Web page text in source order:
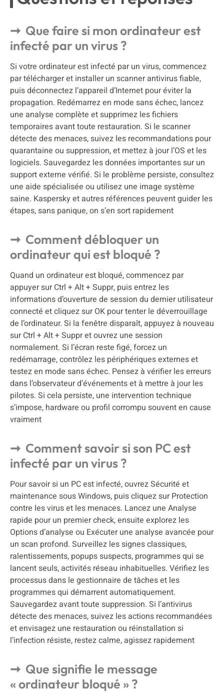
Que faire si mon ordinateur est
infecté par un virus ?
Si votre ordinateur est infecté par un virus, commencez
par télécharger et installer un scanner antivirus fiable,
puis déconnectez l’appareil d’Internet pour éviter la
propagation. Redémarrez en mode sans échec, lancez
une analyse complète et supprimez les fichiers
temporaires avant toute restauration. Si le scanner
détecte des menaces, suivez les recommandations pour
quarantaine ou suppression, et mettez à jour l’OS et les
logiciels. Sauvegardez les données importantes sur un
support externe vérifié. Si le problème persiste, consultez
une aide spécialisée ou utilisez une image système
saine. Kaspersky et autres références peuvent guider les
étapes, sans panique, on s’en sort rapidement
Comment débloquer un
ordinateur qui est bloqué ?
Quand un ordinateur est bloqué, commencez par
appuyer sur Ctrl + Alt + Suppr, puis entrez les
informations d’ouverture de session du dernier utilisateur
connecté et cliquez sur OK pour tenter le déverrouillage
de l’ordinateur. Si la fenêtre disparaît, appuyez à nouveau
sur Ctrl + Alt + Suppr et ouvrez une session
normalement. Si l’écran reste figé, forcez un
redémarrage, contrôlez les périphériques externes et
testez en mode sans échec. Pensez à vérifier les erreurs
dans l’observateur d’événements et à mettre à jour les
pilotes. Si cela persiste, une intervention technique
s’impose, hardware ou profil corrompu souvent en cause
vraiment
Comment savoir si son PC est
infecté par un virus ?
Pour savoir si un PC est infecté, ouvrez Sécurité et
maintenance sous Windows, puis cliquez sur Protection
contre les virus et les menaces. Lancez une Analyse
rapide pour un premier check, ensuite explorez les
Options d’analyse ou Exécuter une analyse avancée pour
un scan profond. Surveillez les signes classiques,
ralentissements, popups suspects, programmes qui se
lancent seuls, activités réseau inhabituelles. Vérifiez les
processus dans le gestionnaire de tâches et les
programmes qui démarrent automatiquement.
Sauvegardez avant toute suppression. Si l’antivirus
détecte des menaces, suivez les actions recommandées
et envisagez une restauration ou réinstallation si
l’infection résiste, restez calme, agissez rapidement
Que signifie le message
« ordinateur bloqué » ?